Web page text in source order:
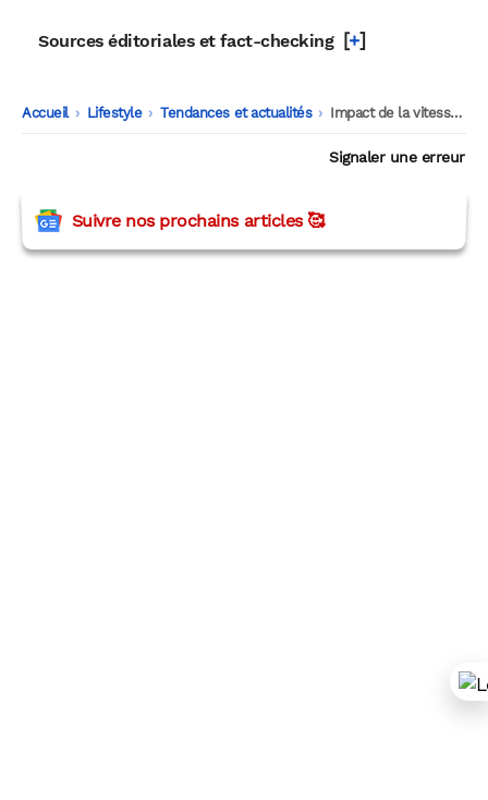
Sources éditoriales et fact-checking [+]
Accueil -
Lifestyle -
Tendances et actualités -
Impact de la vitesse de lecture des vidéos sur la mémoire et l’apprentissage
Signaler une erreur
Suivre nos prochains articles 🥰